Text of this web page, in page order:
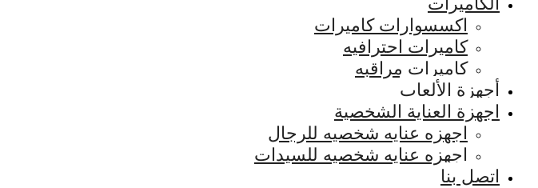
اكسسوارات كاميرات
كاميرات احترافيه
كاميرات مراقبه
أجهزة الألعاب
اجهزة العناية الشخصية
اجهزه عنايه شخصيه للرجال
اجهزه عنايه شخصيه للسيدات
اتصل بنا